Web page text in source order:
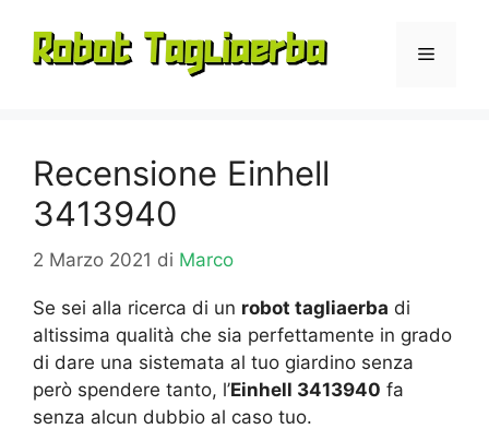
contenuto
Menu
Recensione Einhell
3413940
2 Marzo 2021 di Marco
Se sei alla ricerca di un robot tagliaerba di
altissima qualità che sia perfettamente in grado
di dare una sistemata al tuo giardino senza
però spendere tanto, l’Einhell 3413940 fa
senza alcun dubbio al caso tuo.